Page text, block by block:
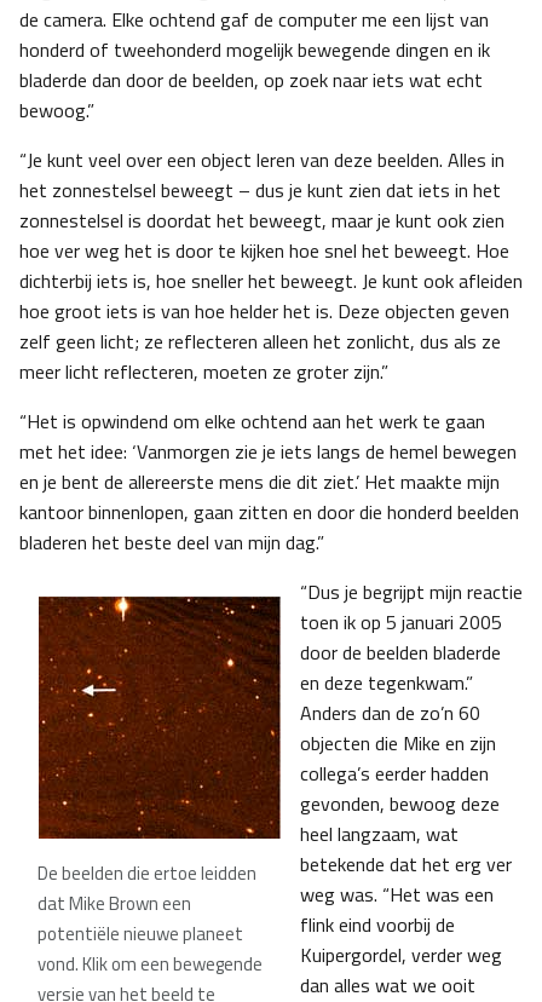
de camera. Elke ochtend gaf de computer me een lijst van
honderd of tweehonderd mogelijk bewegende dingen en ik
bladerde dan door de beelden, op zoek naar iets wat echt
bewoog.”
“Je kunt veel over een object leren van deze beelden. Alles in
het zonnestelsel beweegt – dus je kunt zien dat iets in het
zonnestelsel is doordat het beweegt, maar je kunt ook zien
hoe ver weg het is door te kijken hoe snel het beweegt. Hoe
dichterbij iets is, hoe sneller het beweegt. Je kunt ook afleiden
hoe groot iets is van hoe helder het is. Deze objecten geven
zelf geen licht; ze reflecteren alleen het zonlicht, dus als ze
meer licht reflecteren, moeten ze groter zijn.”
“Het is opwindend om elke ochtend aan het werk te gaan
met het idee: ‘Vanmorgen zie je iets langs de hemel bewegen
en je bent de allereerste mens die dit ziet.’ Het maakte mijn
kantoor binnenlopen, gaan zitten en door die honderd beelden
bladeren het beste deel van mijn dag.”
De beelden die ertoe leidden
dat Mike Brown een
potentiële nieuwe planeet
vond. Klik om een bewegende
versie van het beeld te
“Dus je begrijpt mijn reactie
toen ik op 5 januari 2005
door de beelden bladerde
en deze tegenkwam.”
Anders dan de zo’n 60
objecten die Mike en zijn
collega’s eerder hadden
gevonden, bewoog deze
heel langzaam, wat
betekende dat het erg ver
weg was. “Het was een
flink eind voorbij de
Kuipergordel, verder weg
dan alles wat we ooit